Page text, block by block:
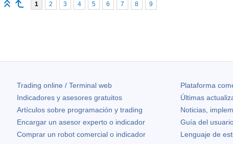
1 2 3 4 5 6 7 8 9
Trading online / Terminal web
Indicadores y asesores gratuitos
Artículos sobre programación y trading
Encargar un asesor experto o indicador
Comprar un robot comercial o indicador
Plataforma
Últimas
Noticias,
Guía del
Lenguaje de